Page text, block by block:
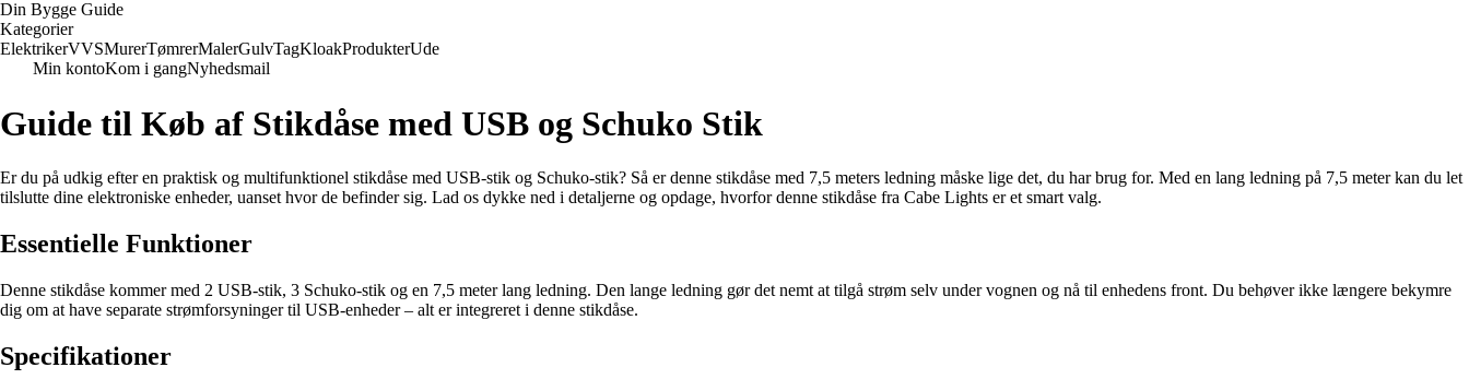
Din Bygge Guide
Kategorier
ElektrikerVVSMurerTømrerMalerGulvTagKloakProdukterUde
Min kontoKom i gangNyhedsmail
Guide til Køb af Stikdåse med USB og Schuko Stik
Er du på udkig efter en praktisk og multifunktionel stikdåse med USB-stik og Schuko-stik? Så er denne stikdåse med 7,5 meters ledning måske lige det, du har brug for. Med en lang ledning på 7,5 meter kan du let
tilslutte dine elektroniske enheder, uanset hvor de befinder sig. Lad os dykke ned i detaljerne og opdage, hvorfor denne stikdåse fra Cabe Lights er et smart valg.
Essentielle Funktioner
Denne stikdåse kommer med 2 USB-stik, 3 Schuko-stik og en 7,5 meter lang ledning. Den lange ledning gør det nemt at tilgå strøm selv under vognen og nå til enhedens front. Du behøver ikke længere bekymre
dig om at have separate strømforsyninger til USB-enheder – alt er integreret i denne stikdåse.
Specifikationer